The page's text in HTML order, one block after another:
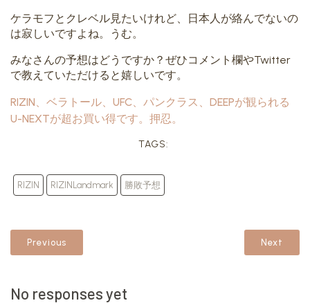
ケラモフとクレベル見たいけれど、日本人が絡んでないの
は寂しいですよね。うむ。
みなさんの予想はどうですか？ぜひコメント欄やTwitter
で教えていただけると嬉しいです。
RIZIN、ベラトール、UFC、パンクラス、DEEPが観られる
U-NEXTが超お買い得です。押忍。
TAGS:
RIZIN RIZINLandmark 勝敗予想
Previous Next
No responses yet